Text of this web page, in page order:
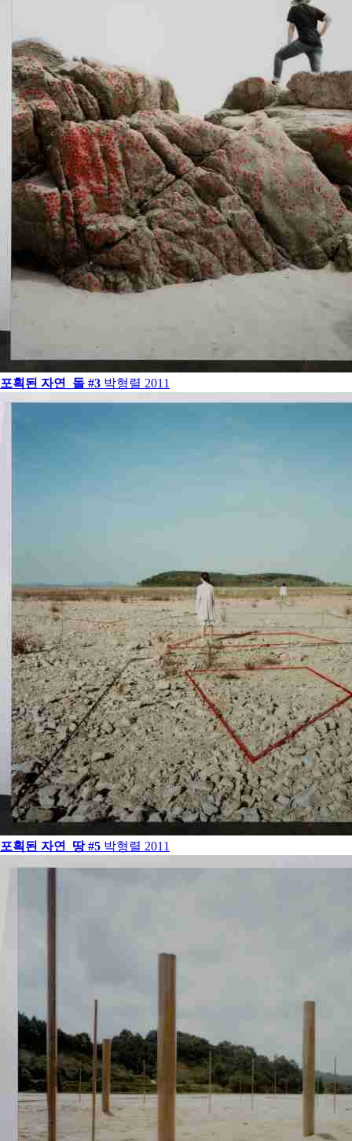
포획된 자연_돌 #3 박형렬 2011
포획된 자연_땅 #5 박형렬 2011